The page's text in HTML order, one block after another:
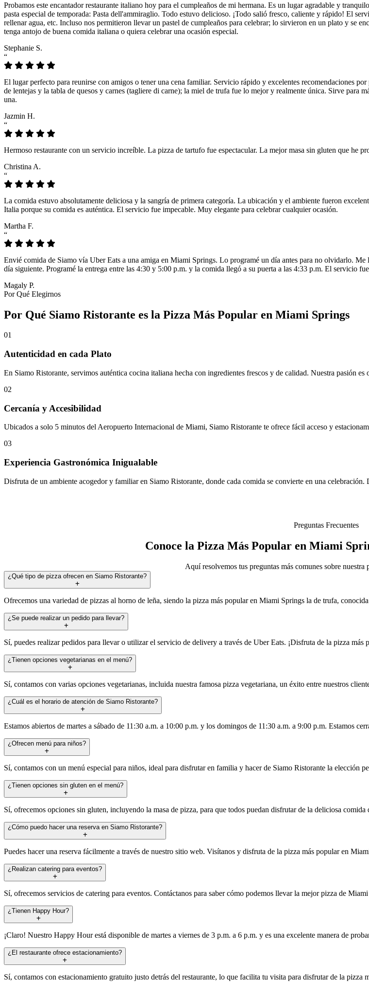
Probamos este encantador restaurante italiano hoy para el cumpleaños de mi hermana. Es un lugar agradable y
pasta especial de temporada: Pasta dell'ammiraglio. Todo estuvo delicioso. ¡Todo salió fresco, caliente y rápido! El
rellenar agua, etc. Incluso nos permitieron llevar un pastel de cumpleaños para celebrar; lo sirvieron en un plato y se
tenga antojo de buena comida italiana o quiera celebrar una ocasión especial.
Stephanie S.
“
El lugar perfecto para reunirse con amigos o tener una cena familiar. Servicio rápido y excelentes recomendaciones
de lentejas y la tabla de quesos y carnes (tagliere di carne); la miel de trufa fue lo mejor y realmente única. Sirve para
una.
Jazmin H.
“
Hermoso restaurante con un servicio increíble. La pizza de tartufo fue espectacular. La mejor masa sin gluten que he
Christina A.
“
La comida estuvo absolutamente deliciosa y la sangría de primera categoría. La ubicación y el ambiente fueron
Italia porque su comida es auténtica. El servicio fue impecable. Muy elegante para celebrar cualquier ocasión.
Martha F.
“
Envié comida de Siamo vía Uber Eats a una amiga en Miami Springs. Lo programé un día antes para no olvidarlo.
día siguiente. Programé la entrega entre las 4:30 y 5:00 p.m. y la comida llegó a su puerta a las 4:33 p.m. El servicio
Magaly P.
Por Qué Elegirnos
Por Qué Siamo Ristorante es la Pizza Más Popular en Miami Springs
01
Autenticidad en cada Plato
En Siamo Ristorante, servimos auténtica cocina italiana hecha con ingredientes frescos y de calidad. Nuestra pasión
02
Cercanía y Accesibilidad
Ubicados a solo 5 minutos del Aeropuerto Internacional de Miami, Siamo Ristorante te ofrece fácil acceso y
03
Experiencia Gastronómica Inigualable
Disfruta de un ambiente acogedor y familiar en Siamo Ristorante, donde cada comida se convierte en una celebración.
Preguntas Frecuentes
Conoce la Pizza Más Popular en Miami
Aquí resolvemos tus preguntas más comunes sobre nuestra
¿Qué tipo de pizza ofrecen en Siamo Ristorante?
Ofrecemos una variedad de pizzas al horno de leña, siendo la pizza más popular en Miami Springs la de trufa,
¿Se puede realizar un pedido para llevar?
Sí, puedes realizar pedidos para llevar o utilizar el servicio de delivery a través de Uber Eats. ¡Disfruta de la pizza más
¿Tienen opciones vegetarianas en el menú?
Sí, contamos con varias opciones vegetarianas, incluida nuestra famosa pizza vegetariana, un éxito entre nuestros
¿Cuál es el horario de atención de Siamo Ristorante?
Estamos abiertos de martes a sábado de 11:30 a.m. a 10:00 p.m. y los domingos de 11:30 a.m. a 9:00 p.m. Estamos
¿Ofrecen menú para niños?
Sí, contamos con un menú especial para niños, ideal para disfrutar en familia y hacer de Siamo Ristorante la elección
¿Tienen opciones sin gluten en el menú?
Sí, ofrecemos opciones sin gluten, incluyendo la masa de pizza, para que todos puedan disfrutar de la deliciosa comida
¿Cómo puedo hacer una reserva en Siamo Ristorante?
Puedes hacer una reserva fácilmente a través de nuestro sitio web. Visítanos y disfruta de la pizza más popular en
¿Realizan catering para eventos?
Sí, ofrecemos servicios de catering para eventos. Contáctanos para saber cómo podemos llevar la mejor pizza de
¿Tienen Happy Hour?
¡Claro! Nuestro Happy Hour está disponible de martes a viernes de 3 p.m. a 6 p.m. y es una excelente manera de
¿El restaurante ofrece estacionamiento?
Sí, contamos con estacionamiento gratuito justo detrás del restaurante, lo que facilita tu visita para disfrutar de la pizza